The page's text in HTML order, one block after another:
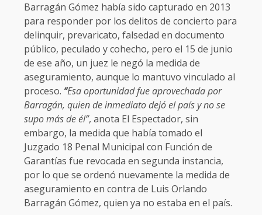
Barragán Gómez había sido capturado en 2013
para responder por los delitos de concierto para
delinquir, prevaricato, falsedad en documento
público, peculado y cohecho, pero el 15 de junio
de ese año, un juez le negó la medida de
aseguramiento, aunque lo mantuvo vinculado al
proceso. “Esa oportunidad fue aprovechada por
Barragán, quien de inmediato dejó el país y no se
supo más de él”, anota El Espectador, sin
embargo, la medida que había tomado el
Juzgado 18 Penal Municipal con Función de
Garantías fue revocada en segunda instancia,
por lo que se ordenó nuevamente la medida de
aseguramiento en contra de Luis Orlando
Barragán Gómez, quien ya no estaba en el país.